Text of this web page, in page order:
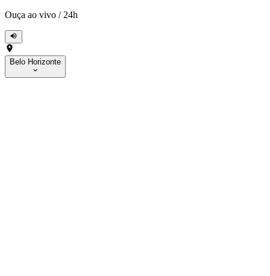
Ouça ao vivo / 24h
Belo Horizonte